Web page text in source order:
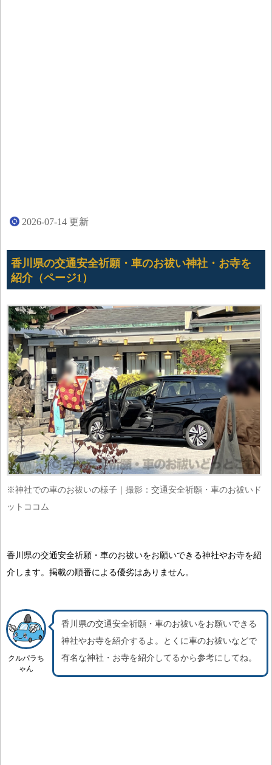
2026-07-14 更新
香川県の交通安全祈願・車のお祓い神社・お寺を
紹介（ページ1）
※神社での車のお祓いの様子｜撮影：交通安全祈願・車のお祓いド
ットココム
香川県の交通安全祈願・車のお祓いをお願いできる神社やお寺を紹
介します。掲載の順番による優劣はありません。
クルパラち
ゃん
香川県の交通安全祈願・車のお祓いをお願いできる
神社やお寺を紹介するよ。
とくに車のお祓いなどで
有名な神社・お寺を紹介 してるから参考にしてね。